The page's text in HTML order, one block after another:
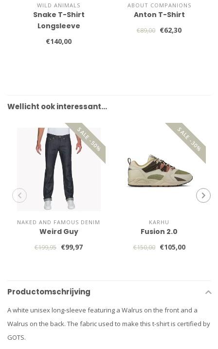
WILD ANIMALS
Snake T-Shirt
Longsleeve
€140,00
ABOUT COMPANIONS
Anton T-Shirt
€89,00 €62,30
Wellicht ook interessant…
SALE -50%
NAKED AND FAMOUS DENIM
Weird Guy
€199,95 €99,97
SALE -30%
KARHU
Fusion 2.0
€150,00 €105,00
Productomschrijving
A white unisex long-sleeve featuring a Walrus on the front and a
Walrus on the back. The fabric used to make this t-shirt is certified by
GOTS.